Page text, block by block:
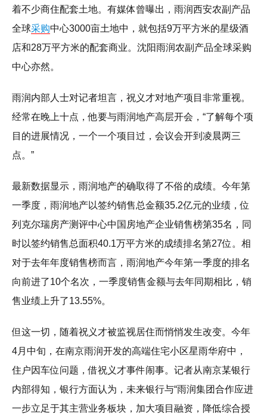
着不少商住配套土地。有媒体曾曝出，雨润西安农副产品
全球采购中心3000亩土地中，就包括9万平方米的星级酒
店和28万平方米的配套商业。沈阳雨润农副产品全球采购
中心亦然。
雨润内部人士对记者坦言，祝义才对地产项目非常重视。
经常在晚上十点，他要与雨润地产高层开会，“了解每个项
目的进展情况，一个一个项目过，会议会开到凌晨两三
点。”
最新数据显示，雨润地产的确取得了不俗的成绩。今年第
一季度，雨润地产以签约销售总金额35.2亿元的业绩，位
列克尔瑞房产测评中心中国房地产企业销售榜第35名，同
时以签约销售总面积40.1万平方米的成绩排名第27位。相
对于去年年度销售榜而言，雨润地产今年第一季度的排名
向前进了10个名次，一季度销售金额与去年同期相比，销
售业绩上升了13.55%。
但这一切，随着祝义才被监视居住而悄悄发生改变。今年
4月中旬，在南京雨润开发的高端住宅小区星雨华府中，
住户因车位问题，借祝义才事件闹事。记者从南京某银行
内部得知，银行方面认为，未来银行与“雨润集团合作应进
一步立足于其主营业务板块，加大项目融资，降低综合授